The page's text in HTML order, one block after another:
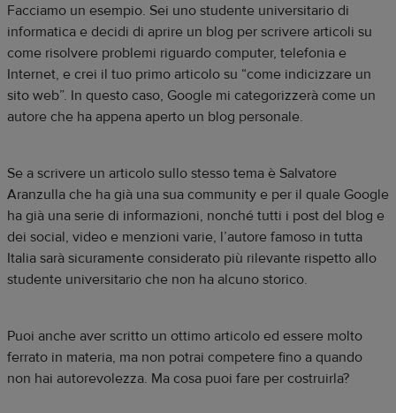
Facciamo un esempio. Sei uno studente universitario di
informatica e decidi di aprire un blog per scrivere articoli su
come risolvere problemi riguardo computer, telefonia e
Internet, e crei il tuo primo articolo su “come indicizzare un
sito web”. In questo caso, Google mi categorizzerà come un
autore che ha appena aperto un blog personale.
Se a scrivere un articolo sullo stesso tema è Salvatore
Aranzulla che ha già una sua community e per il quale Google
ha già una serie di informazioni, nonché tutti i post del blog e
dei social, video e menzioni varie, l’autore famoso in tutta
Italia sarà sicuramente considerato più rilevante rispetto allo
studente universitario che non ha alcuno storico.
Puoi anche aver scritto un ottimo articolo ed essere molto
ferrato in materia, ma non potrai competere fino a quando
non hai autorevolezza. Ma cosa puoi fare per costruirla?